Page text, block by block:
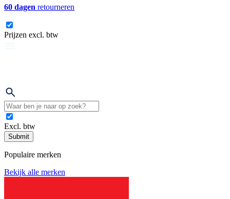
60 dagen retourneren
Prijzen excl. btw
Excl. btw
Submit
Populaire merken
Bekijk alle merken